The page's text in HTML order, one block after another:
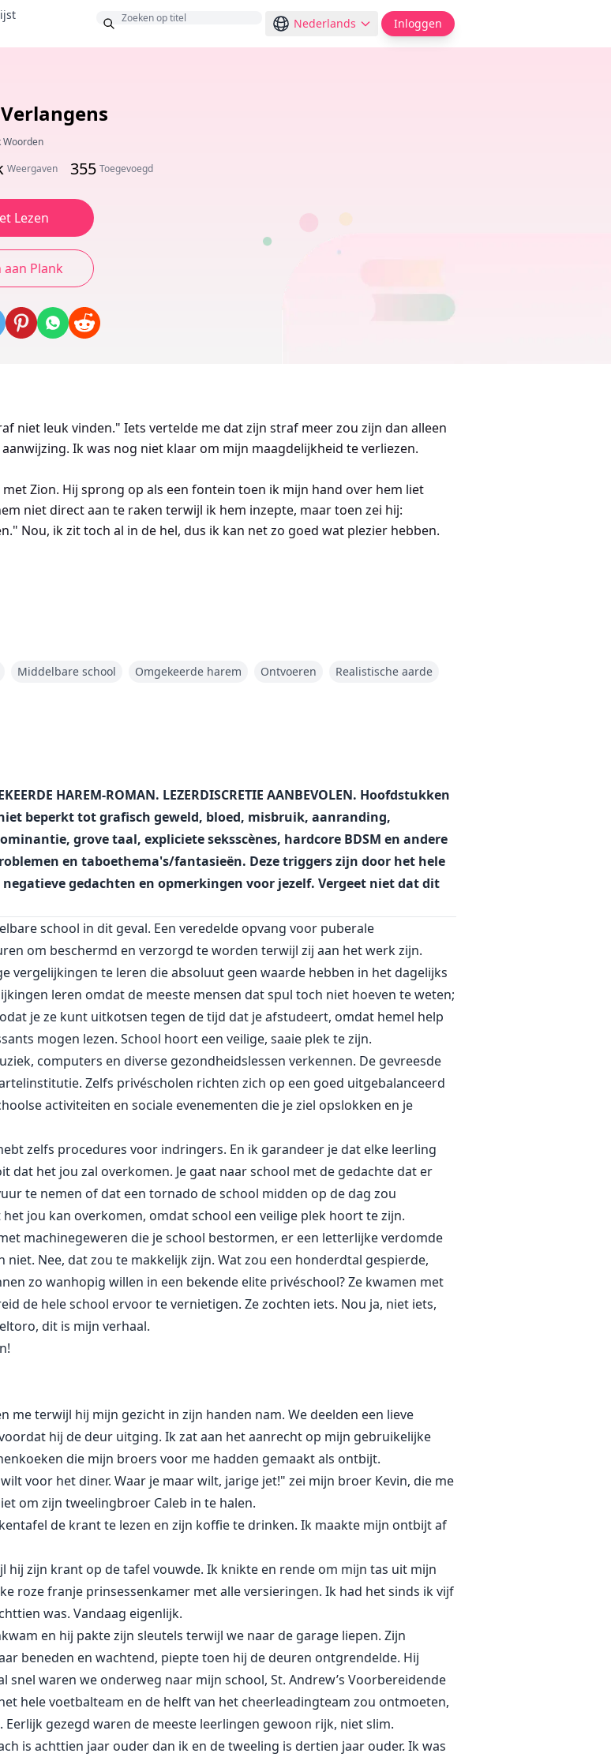
Nederlands Inloggen
Woorden
Weergaven 355 Toegevoegd
Lezen
aan Plank
niet leuk vinden." Iets vertelde me dat zijn straf meer zou zijn dan alleen
Ik was nog niet klaar om mijn maagdelijkheid te verliezen.
Zion. Hij sprong op als een fontein toen ik mijn hand over hem liet
niet direct aan te raken terwijl ik hem inzepte, maar toen zei hij:
Nou, ik zit toch al in de hel, dus ik kan net zo goed wat plezier hebben.
te domineren.
geweld, gedwongen in een verboden relatie, en naar een school gestuurd
om haar heen heeft een geheim en Sophie lijkt het middelpunt van
Middelbare school Omgekeerde harem Ontvoeren
Realistische aarde
HAREM-ROMAN. LEZERDISCRETIE AANBEVOLEN. Hoofdstukken
beperkt tot grafisch geweld, bloed, misbruik, aanranding,
grove taal, expliciete seksscènes, hardcore BDSM en andere
en taboethema's/fantasieën. Deze triggers zijn door het hele
gedachten en opmerkingen voor jezelf. Vergeet niet dat dit
school in dit geval. Een veredelde opvang voor puberale
om beschermd en verzorgd te worden terwijl zij aan het werk zijn.
vergelijkingen te leren die absoluut geen waarde hebben in het dagelijks
leren omdat de meeste mensen dat spul toch niet hoeven te weten;
je ze kunt uitkotsen tegen de tijd dat je afstudeert, omdat hemel help
mogen lezen. School hoort een veilige, saaie plek te zijn.
computers en diverse gezondheidslessen verkennen. De gevreesde
Zelfs privéscholen richten zich op een goed uitgebalanceerd
activiteiten en sociale evenementen die je ziel opslokken en je
zelfs procedures voor indringers. En ik garandeer je dat elke leerling
dat het jou zal overkomen. Je gaat naar school met de gedachte dat er
te nemen of dat een tornado de school midden op de dag zou
jou kan overkomen, omdat school een veilige plek hoort te zijn.
machinegeweren die je school bestormen, er een letterlijke verdomde
Nee, dat zou te makkelijk zijn. Wat zou een honderdtal gespierde,
zo wanhopig willen in een bekende elite privéschool? Ze kwamen met
de hele school ervoor te vernietigen. Ze zochten iets. Nou ja, niet iets,
dit is mijn verhaal.
me terwijl hij mijn gezicht in zijn handen nam. We deelden een lieve
hij de deur uitging. Ik zat aan het aanrecht op mijn gebruikelijke
die mijn broers voor me hadden gemaakt als ontbijt.
voor het diner. Waar je maar wilt, jarige jet!" zei mijn broer Kevin, die me
om zijn tweelingbroer Caleb in te halen.
de krant te lezen en zijn koffie te drinken. Ik maakte mijn ontbijt af
hij zijn krant op de tafel vouwde. Ik knikte en rende om mijn tas uit mijn
roze franje prinsessenkamer met alle versieringen. Ik had het sinds ik vijf
was. Vandaag eigenlijk.
en hij pakte zijn sleutels terwijl we naar de garage liepen. Zijn
beneden en wachtend, piepte toen hij de deuren ontgrendelde. Hij
waren we onderweg naar mijn school, St. Andrew’s Voorbereidende
hele voetbalteam en de helft van het cheerleadingteam zou ontmoeten,
gezegd waren de meeste leerlingen gewoon rijk, niet slim.
is achttien jaar ouder dan ik en de tweeling is dertien jaar ouder. Ik was